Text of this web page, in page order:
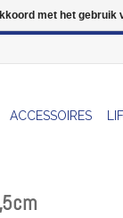
ACCESSOIRES
met het
Wij zijn